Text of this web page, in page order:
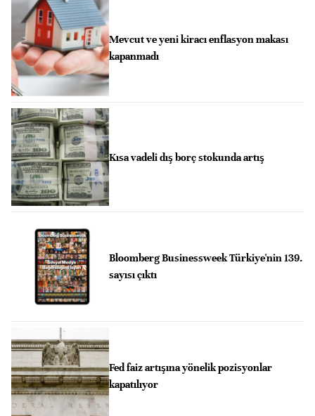
Mevcut ve yeni kiracı enflasyon makası
kapanmadı
Kısa vadeli dış borç stokunda artış
Bloomberg Businessweek Türkiye'nin 139.
sayısı çıktı
Fed faiz artışına yönelik pozisyonlar
kapatılıyor